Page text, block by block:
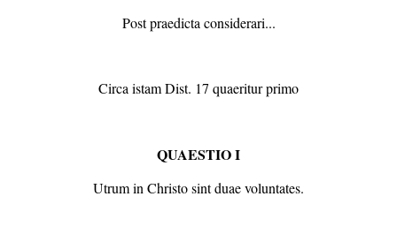
Post praedicta considerari...
Circa istam Dist. 17 quaeritur primo
QUAESTIO I
Utrum in Christo sint duae voluntates.